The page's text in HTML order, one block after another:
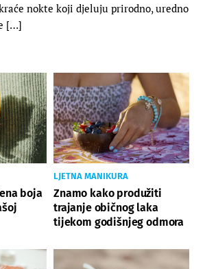
nokte koji djeluju prirodno, uredno
[…]
boja
LJETNA MANIKURA
Znamo kako produžiti
trajanje običnog laka
tijekom godišnjeg odmora